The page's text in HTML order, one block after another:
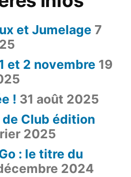
et Jumelage 7
et 2 novembre 19
! 31 août 2025
Club édition
2025
: le titre du
2024